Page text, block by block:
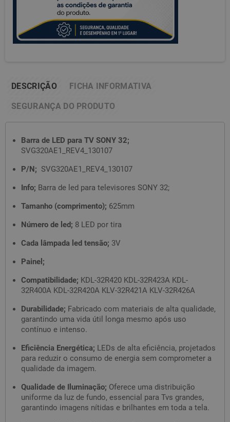
DESCRIÇÃO FICHA INFORMATIVA
SEGURANÇA DO PRODUTO
Barra de LED para TV SONY 32;
SVG320AE1_REV4_130107
P/N; SVG320AE1_REV4_130107
Info; Barra de led para televisores SONY 32;
Tamanho (comprimento); 625mm
Número de led; 8 LED por tira
Cada lâmpada led tensão; 3V
Painel;
Compatibilidade; KDL-32R420 KDL-32R423A KDL-
32R400A KDL-32R420A KLV-32R421A KLV-32R426A
Durabilidade; Fabricado com materiais de alta qualidade,
garantindo uma vida útil longa mesmo após uso
contínuo e intenso.
Eficiência Energética; LEDs de alta eficiência, projetados
para reduzir o consumo de energia sem comprometer a
qualidade da imagem.
Qualidade de Iluminação; Oferece uma distribuição
uniforme da luz de fundo, essencial para Tvs grandes,
garantindo imagens nítidas e brilhantes em toda a tela.